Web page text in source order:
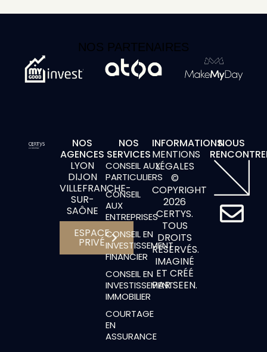
NOS PARTENAIRES
NOS
AGENCES
LYON
DIJON
VILLEFRANCHE-
SUR-
SAÔNE
ESPACE
PRIVÉ
NOS
SERVICES
CONSEIL AUX
PARTICULIERS
CONSEIL
AUX
ENTREPRISES
CONSEIL EN
INVESTISSEMENT
FINANCIER
CONSEIL EN
INVESTISSEMENT
IMMOBILIER
COURTAGE
EN
ASSURANCE
INFORMATIONS
MENTIONS
LÉGALES
©
COPYRIGHT
2026
CERTYS.
TOUS
DROITS
RÉSERVÉS.
IMAGINÉ
ET CRÉÉ
PAR SEEN.
NOUS
E